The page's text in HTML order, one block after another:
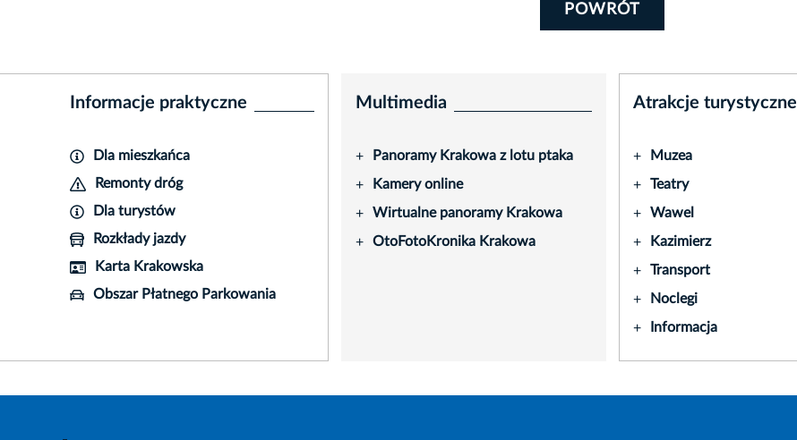
POWRÓT
Informacje praktyczne
Dla mieszkańca
Remonty dróg
Dla turystów
Rozkłady jazdy
Karta Krakowska
Obszar Płatnego Parkowania
Multimedia
+ Panoramy Krakowa z lotu ptaka
+ Kamery online
+ Wirtualne panoramy Krakowa
+ OtoFotoKronika Krakowa
Atrakcje turystyczne
+ Muzea
+ Teatry
+ Wawel
+ Kazimierz
+ Transport
+ Noclegi
+ Informacja